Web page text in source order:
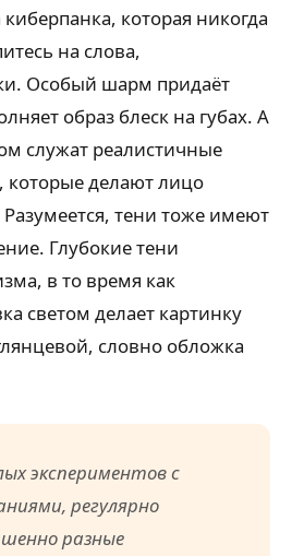
киберпанка, которая никогда
на слова,
Особый шарм придаёт
образ блеск на губах. А
служат реалистичные
которые делают лицо
тени тоже имеют
Глубокие тени
в то время как
светом делает картинку
словно обложка
экспериментов с
регулярно
разные